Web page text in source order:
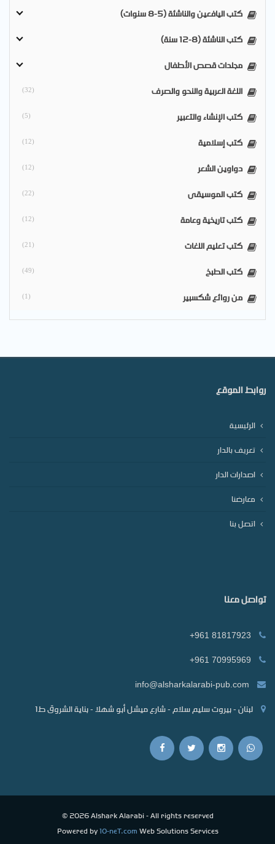
كتب اليافعين والناشئة (5-8 سنوات)
كتب الناشئة (8-12 سنة)
مجلدات قصص الأطفال
اللغة العربية والنحو والصرف
(32)
كتب الإنشاء والتعبير (5)
كتب إسلامية (12)
دواوين الشعر (12)
كتب الموسيقى (22)
كتب تاريخية وعامة (12)
كتب تعليم اللغات (21)
كتب الطبخ (49)
من روائع شكسبير (1)
روابط الموقع
الرئيسية
تعريف بالدار
اصدارات الدار
معارضنا
اتصل بنا
تواصل معنا
+961 81817923
+961 70995969
info@alsharkalarabi-pub.com
لبنان - بيروت سليم سلام - شارع ميشل أبو شهلا - بناية الشروق ط1
© 2026 Alshark Alarabi - All rights reserved
Powered by10-neT.com Web Solutions Services